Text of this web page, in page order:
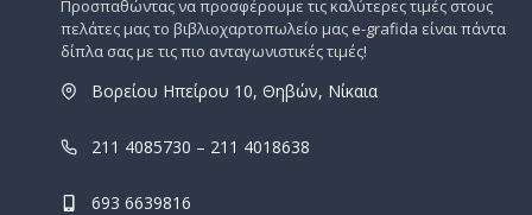
Προσπαθώντας να προσφέρουμε τις καλύτερες τιμές στους
πελάτες μας το βιβλιοχαρτοπωλείο μας e-grafida είναι πάντα
δίπλα σας με τις πιο ανταγωνιστικές τιμές!
Βορείου Ηπείρου 10, Θηβών, Νίκαια
211 4085730 – 211 4018638
693 6639816